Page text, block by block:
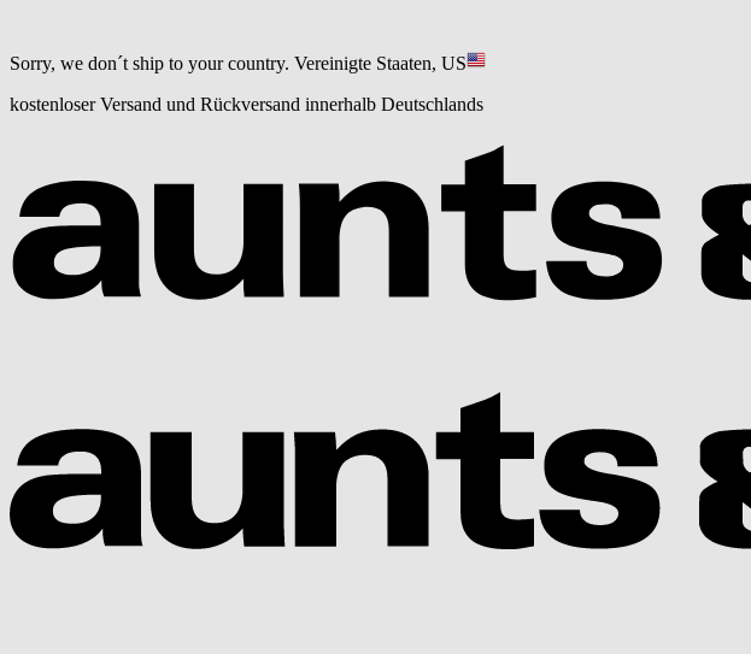
Sorry, we don´t ship to your country. Vereinigte Staaten, US
kostenloser Versand und Rückversand innerhalb Deutschlands